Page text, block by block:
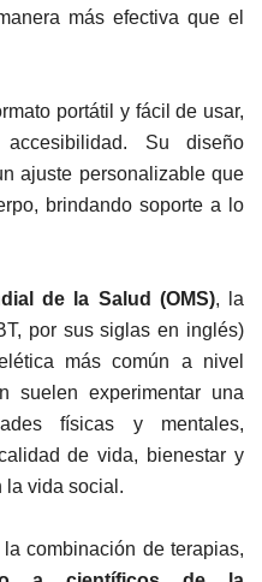
más efectiva que el
portátil y fácil de usar,
Su diseño
ajuste personalizable que
brindando soporte a lo
de la Salud (OMS), la
por sus siglas en inglés)
más común a nivel
suelen experimentar una
físicas y mentales,
de vida, bienestar y
la vida social.
combinación de terapias,